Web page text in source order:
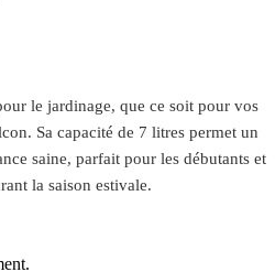
le jardinage, que ce soit pour vos
Sa capacité de 7 litres permet un
saine, parfait pour les débutants et
la saison estivale.